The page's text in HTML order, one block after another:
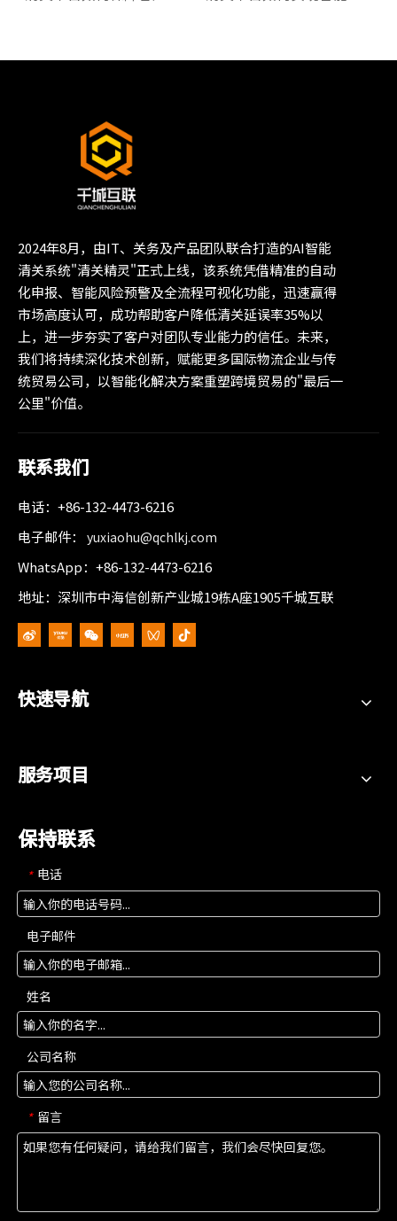
2024年8月，由IT、关务及产品团队联合打造的AI智能
清关系统"清关精灵"正式上线，该系统凭借精准的自动
化申报、智能风险预警及全流程可视化功能，迅速赢得
市场高度认可，成功帮助客户降低清关延误率35%以
上，进一步夯实了客户对团队专业能力的信任。未来，
我们将持续深化技术创新，赋能更多国际物流企业与传
统贸易公司，以智能化解决方案重塑跨境贸易的"最后一
公里"价值。
联系我们
电话：+86-132-4473-6216
电子邮件： yuxiaohu@qchlkj.com
WhatsApp：+86-132-4473-6216
地址：深圳市中海信创新产业城19栋A座1905千城互联
快速导航
服务项目
保持联系
* 电话
电子邮件
姓名
公司名称
* 留言